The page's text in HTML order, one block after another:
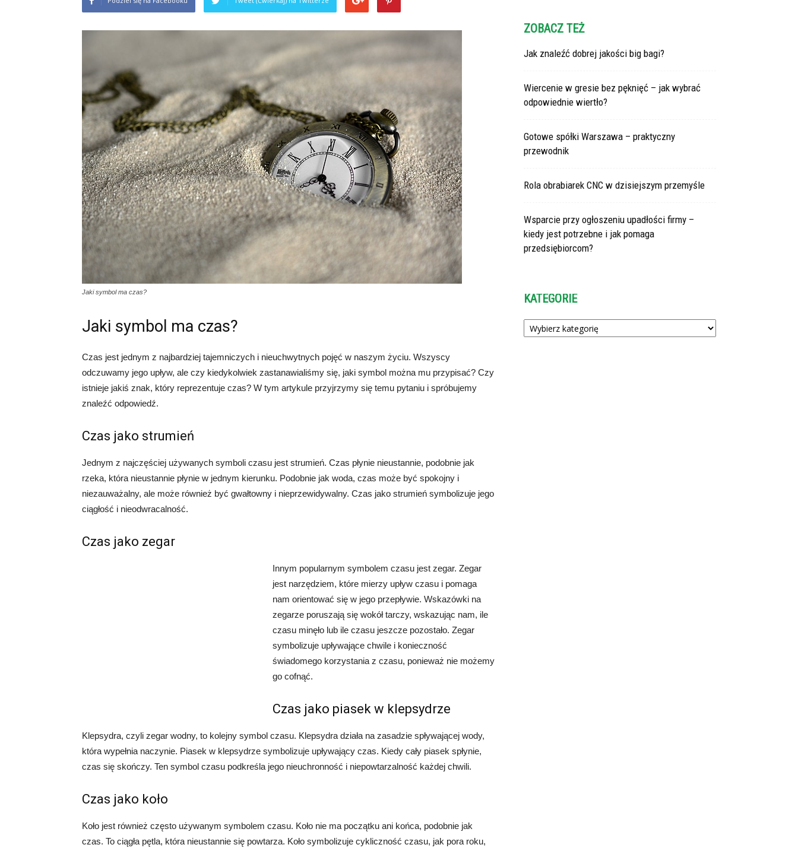
Jaki symbol ma czas?
Jaki symbol ma czas?
Czas jest jednym z najbardziej tajemniczych i nieuchwytnych pojęć w naszym życiu. Wszyscy
odczuwamy jego upływ, ale czy kiedykolwiek zastanawialiśmy się, jaki symbol można mu przypisać? Czy
istnieje jakiś znak, który reprezentuje czas? W tym artykule przyjrzymy się temu pytaniu i spróbujemy
znaleźć odpowiedź.
Czas jako strumień
Jednym z najczęściej używanych symboli czasu jest strumień. Czas płynie nieustannie, podobnie jak
rzeka, która nieustannie płynie w jednym kierunku. Podobnie jak woda, czas może być spokojny i
niezauważalny, ale może również być gwałtowny i nieprzewidywalny. Czas jako strumień symbolizuje jego
ciągłość i nieodwracalność.
Czas jako zegar
Innym popularnym symbolem czasu jest zegar. Zegar
jest narzędziem, które mierzy upływ czasu i pomaga
nam orientować się w jego przepływie. Wskazówki na
zegarze poruszają się wokół tarczy, wskazując nam, ile
czasu minęło lub ile czasu jeszcze pozostało. Zegar
symbolizuje upływające chwile i konieczność
świadomego korzystania z czasu, ponieważ nie możemy
go cofnąć.
Czas jako piasek w klepsydrze
Klepsydra, czyli zegar wodny, to kolejny symbol czasu. Klepsydra działa na zasadzie spływającej wody,
która wypełnia naczynie. Piasek w klepsydrze symbolizuje upływający czas. Kiedy cały piasek spłynie,
czas się skończy. Ten symbol czasu podkreśla jego nieuchronność i niepowtarzalność każdej chwili.
Czas jako koło
Koło jest również często używanym symbolem czasu. Koło nie ma początku ani końca, podobnie jak
czas. To ciągła pętla, która nieustannie się powtarza. Koło symbolizuje cykliczność czasu, jak pora roku,
ZOBACZ TEŻ
Jak znaleźć dobrej jakości big bagi?
Wiercenie w gresie bez pęknięć – jak wybrać
odpowiednie wiertło?
Gotowe spółki Warszawa – praktyczny
przewodnik
Rola obrabiarek CNC w dzisiejszym przemyśle
Wsparcie przy ogłoszeniu upadłości firmy –
kiedy jest potrzebne i jak pomaga
przedsiębiorcom?
KATEGORIE
Kategorie